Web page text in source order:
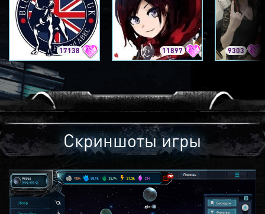
17138 11897 9303
Скриншоты игры